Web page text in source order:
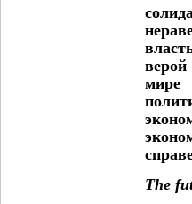
мире
The